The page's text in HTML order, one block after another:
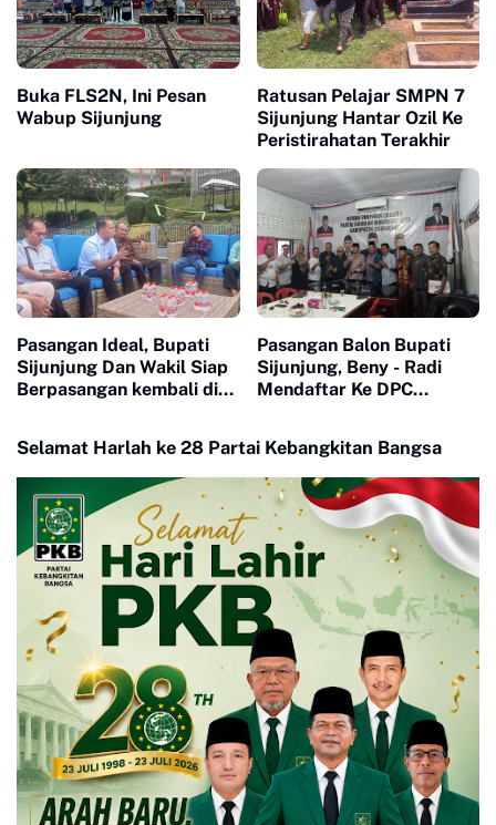
Buka FLS2N, Ini Pesan
Wabup Sijunjung
Ratusan Pelajar SMPN 7
Sijunjung Hantar Ozil Ke
Peristirahatan Terakhir
Pasangan Ideal, Bupati
Sijunjung Dan Wakil Siap
Berpasangan kembali di
Pasangan Balon Bupati
Sijunjung, Beny - Radi
Mendaftar Ke DPC
Selamat Harlah ke 28 Partai Kebangkitan Bangsa